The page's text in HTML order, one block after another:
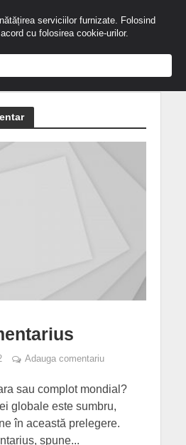
Adauga comentariu
sau complot mondial?
globale este sumbru,
în această prelegere.
spune...
serviciilor furnizate. Folosind
cu folosirea cookie-urilor.